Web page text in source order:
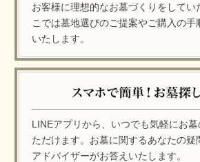
お客様に理想的なお墓づくりをしてい
こでは墓地選びのご提案やご購入の手
いたします。
LINEアプリから、いつでも気軽にお
ただけます。お墓に関するあなたの疑
アドバイザーがお答えいたします。